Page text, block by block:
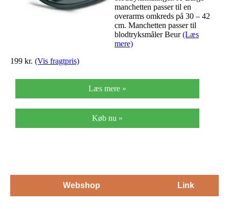
manchetten passer til en
overarms omkreds på 30 – 42
cm. Manchetten passer til
blodtryksmåler Beur(Læs
mere)
199 kr. (Vis fragtpris)
Læs mere »
Køb nu »
Webshop Link